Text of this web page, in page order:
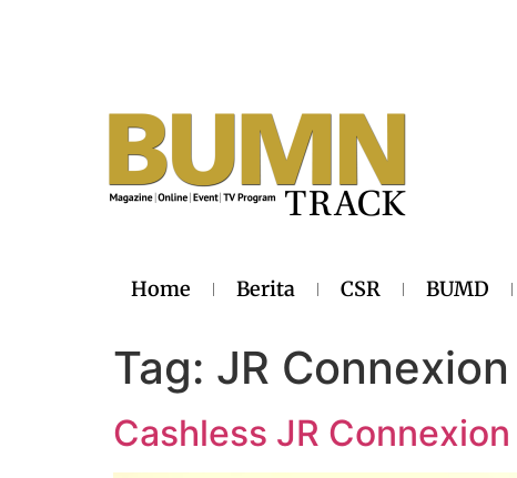
Home Berita CSR BUMD
Tag: JR Connexion
Cashless JR